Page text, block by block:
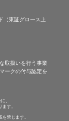
（東証グロース上
取扱いを行う事業
ークの付与認定を
、
す。
禁じます。